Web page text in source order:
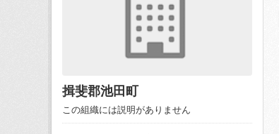
揖斐郡池田町
この組織には説明がありません